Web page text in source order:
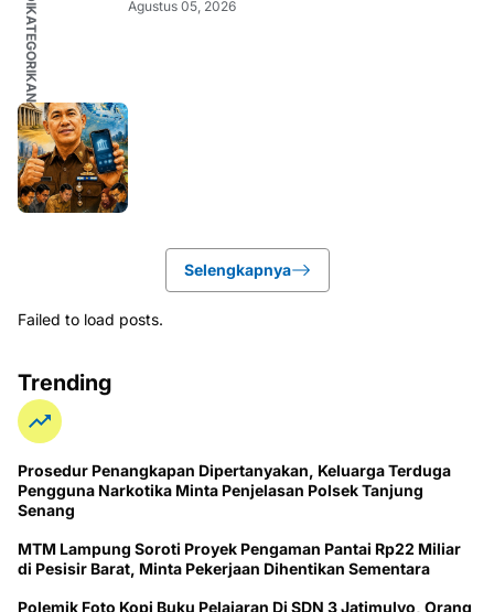
Agustus 05, 2026
Selengkapnya
Failed to load posts.
Trending
Prosedur Penangkapan Dipertanyakan, Keluarga Terduga
Pengguna Narkotika Minta Penjelasan Polsek Tanjung
Senang
MTM Lampung Soroti Proyek Pengaman Pantai Rp22 Miliar
di Pesisir Barat, Minta Pekerjaan Dihentikan Sementara
Polemik Foto Kopi Buku Pelajaran Di SDN 3 Jatimulyo, Orang